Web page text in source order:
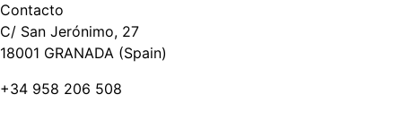
Contacto
C/ San Jerónimo, 27
18001 GRANADA (Spain)
+34 958 206 508